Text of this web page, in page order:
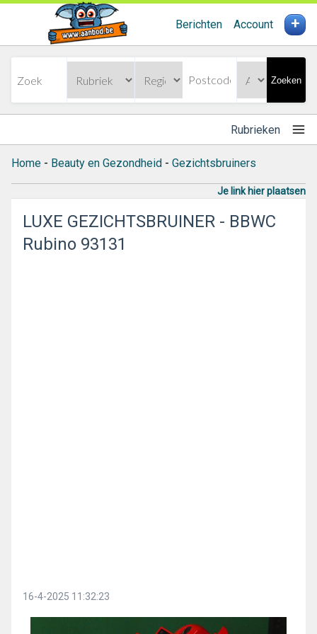
Berichten Account +
Zoeken
Rubrieken
Home - Beauty en Gezondheid - Gezichtsbruiners
Je link hier plaatsen
LUXE GEZICHTSBRUINER - BBWC
Rubino 93131
16-4-2025 11:32:23